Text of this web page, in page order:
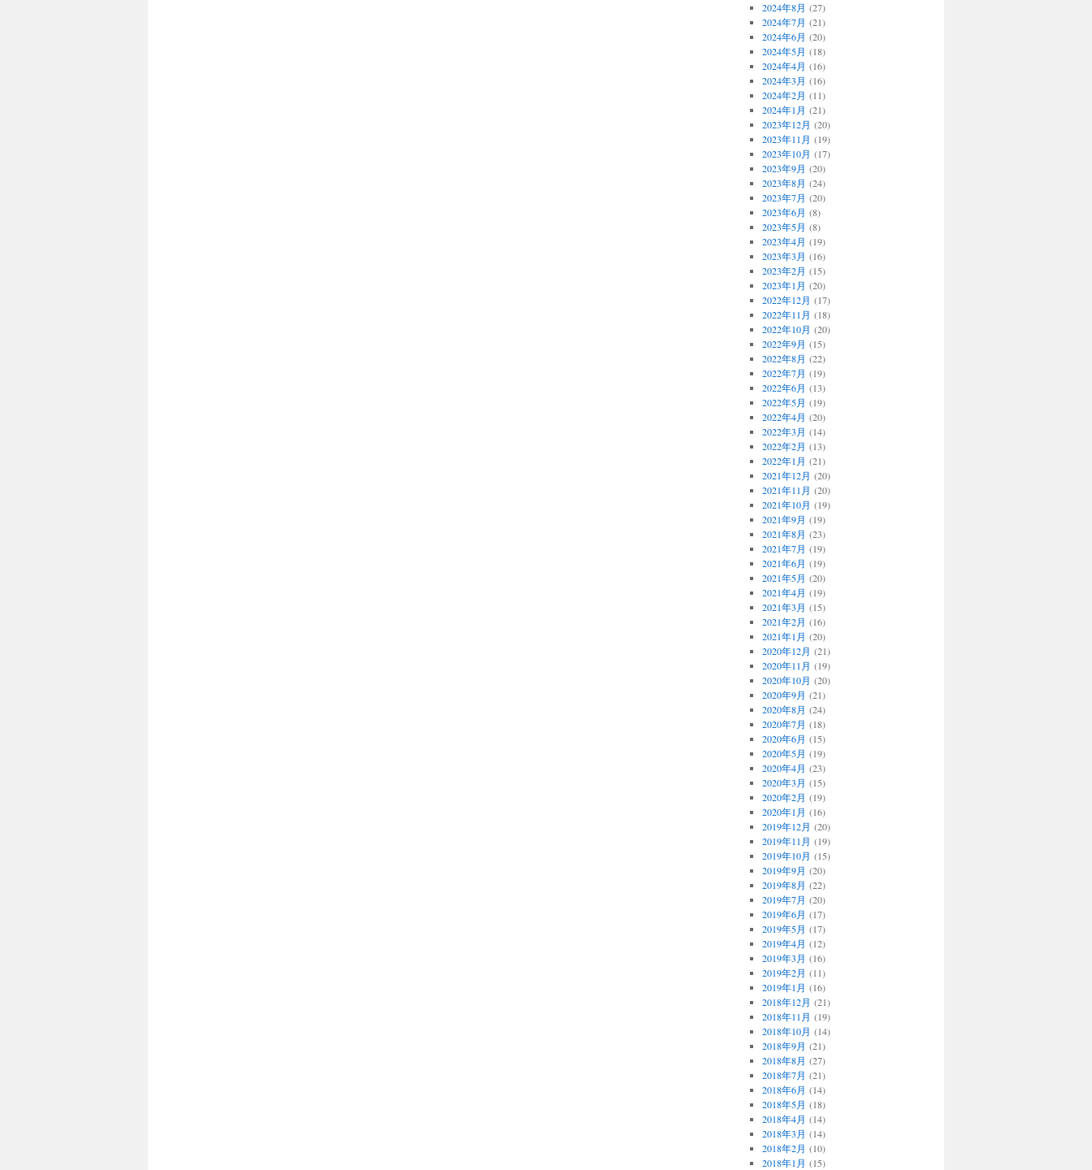
2024年8月 (27)
2024年7月 (21)
2024年6月 (20)
2024年5月 (18)
2024年4月 (16)
2024年3月 (16)
2024年2月 (11)
2024年1月 (21)
2023年12月 (20)
2023年11月 (19)
2023年10月 (17)
2023年9月 (20)
2023年8月 (24)
2023年7月 (20)
2023年6月 (8)
2023年5月 (8)
2023年4月 (19)
2023年3月 (16)
2023年2月 (15)
2023年1月 (20)
2022年12月 (17)
2022年11月 (18)
2022年10月 (20)
2022年9月 (15)
2022年8月 (22)
2022年7月 (19)
2022年6月 (13)
2022年5月 (19)
2022年4月 (20)
2022年3月 (14)
2022年2月 (13)
2022年1月 (21)
2021年12月 (20)
2021年11月 (20)
2021年10月 (19)
2021年9月 (19)
2021年8月 (23)
2021年7月 (19)
2021年6月 (19)
2021年5月 (20)
2021年4月 (19)
2021年3月 (15)
2021年2月 (16)
2021年1月 (20)
2020年12月 (21)
2020年11月 (19)
2020年10月 (20)
2020年9月 (21)
2020年8月 (24)
2020年7月 (18)
2020年6月 (15)
2020年5月 (19)
2020年4月 (23)
2020年3月 (15)
2020年2月 (19)
2020年1月 (16)
2019年12月 (20)
2019年11月 (19)
2019年10月 (15)
2019年9月 (20)
2019年8月 (22)
2019年7月 (20)
2019年6月 (17)
2019年5月 (17)
2019年4月 (12)
2019年3月 (16)
2019年2月 (11)
2019年1月 (16)
2018年12月 (21)
2018年11月 (19)
2018年10月 (14)
2018年9月 (21)
2018年8月 (27)
2018年7月 (21)
2018年6月 (14)
2018年5月 (18)
2018年4月 (14)
2018年3月 (14)
2018年2月 (10)
2018年1月 (15)